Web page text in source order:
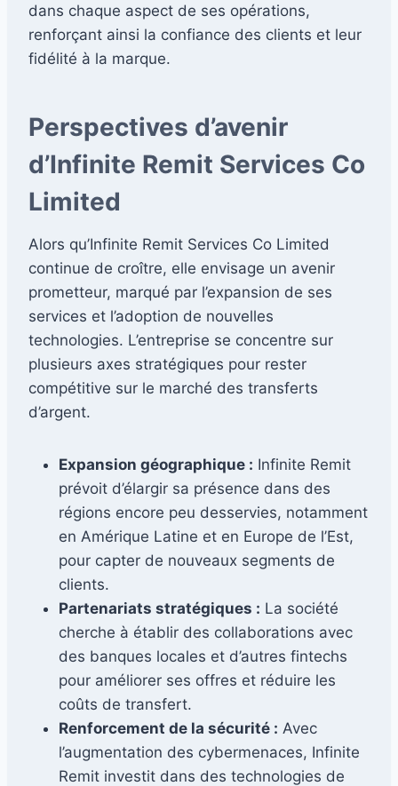
dans chaque aspect de ses opérations,
renforçant ainsi la confiance des clients et leur
fidélité à la marque.
Perspectives d’avenir
d’Infinite Remit Services Co
Limited
Alors qu’Infinite Remit Services Co Limited
continue de croître, elle envisage un avenir
prometteur, marqué par l’expansion de ses
services et l’adoption de nouvelles
technologies. L’entreprise se concentre sur
plusieurs axes stratégiques pour rester
compétitive sur le marché des transferts
d’argent.
Expansion géographique : Infinite Remit
prévoit d’élargir sa présence dans des
régions encore peu desservies, notamment
en Amérique Latine et en Europe de l’Est,
pour capter de nouveaux segments de
clients.
Partenariats stratégiques : La société
cherche à établir des collaborations avec
des banques locales et d’autres fintechs
pour améliorer ses offres et réduire les
coûts de transfert.
Renforcement de la sécurité : Avec
l’augmentation des cybermenaces, Infinite
Remit investit dans des technologies de